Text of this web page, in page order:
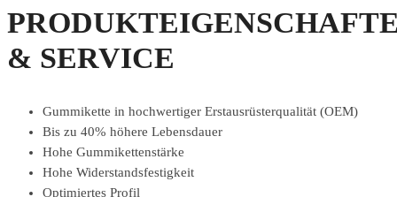
& SERVICE
Gummikette in hochwertiger Erstausrüsterqualität (OEM)
Bis zu 40% höhere Lebensdauer
Hohe Gummikettenstärke
Hohe Widerstandsfestigkeit
Optimiertes Profil